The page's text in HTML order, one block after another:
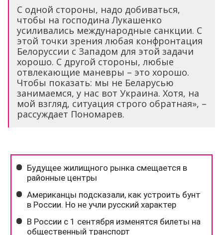
С одной стороны, надо добиваться,
чтобы на господина Лукашенко
усиливались международные санкции. С
этой точки зрения любая конфронтация
Белоруссии с Западом для этой задачи
хорошо. С другой стороны, любые
отвлекающие маневры – это хорошо.
Чтобы показать: мы не Беларусью
занимаемся, у нас вот Украина. Хотя, на
мой взгляд, ситуация строго обратная», –
рассуждает Пономарев.